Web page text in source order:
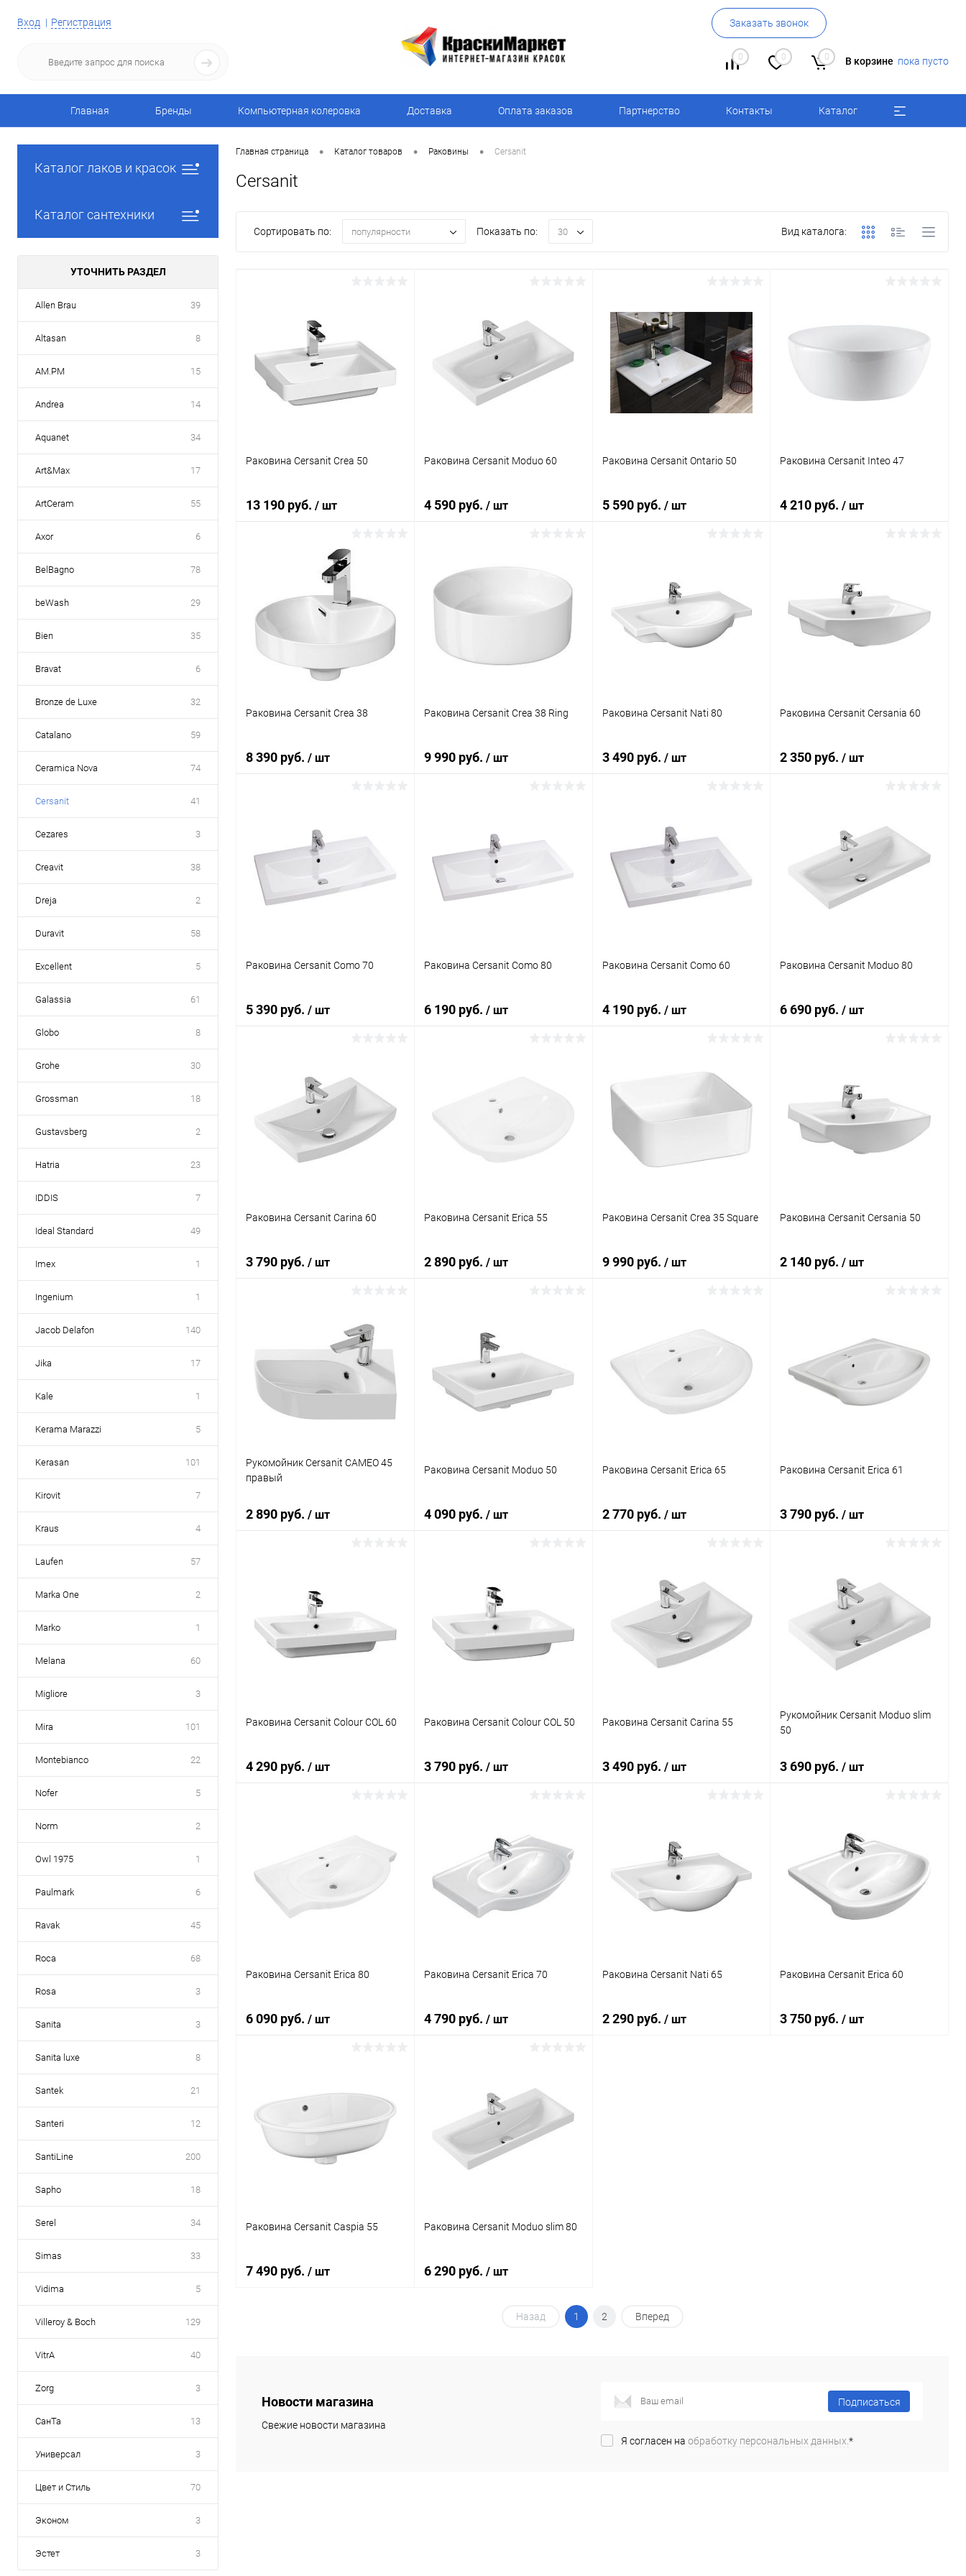
Вход Регистрация Заказать звонок
0 0 0 В корзине пока пусто
Главная Бренды Компьютерная колеровка Доставка Оплата заказов Партнерство Контакты Каталог
Каталог лаков и красок
Каталог сантехники
УТОЧНИТЬ РАЗДЕЛ
Allen Brau 39
Altasan 8
AM.PM 15
Andrea 14
Aquanet 34
Art&Max 17
ArtCeram 55
Axor 6
BelBagno 78
beWash 29
Bien 35
Bravat 6
Bronze de Luxe 32
Catalano 59
Ceramica Nova 74
Cersanit 41
Cezares 3
Creavit 38
Dreja 2
Duravit 58
Excellent 5
Galassia 61
Globo 8
Grohe 30
Grossman 18
Gustavsberg 2
Hatria 23
IDDIS 7
Ideal Standard 49
Imex 1
Ingenium 1
Jacob Delafon 140
Jika 17
Kale 1
Kerama Marazzi 5
Kerasan 101
Kirovit 7
Kraus 4
Laufen 57
Marka One 2
Marko 1
Melana 60
Migliore 3
Mira 101
Montebianco 22
Nofer 5
Norm 2
Owl 1975 1
Paulmark 6
Ravak 45
Roca 68
Rosa 3
Sanita 3
Sanita luxe 8
Santek 21
Santeri 12
SantiLine 200
Sapho 18
Serel 34
Simas 33
Vidima 5
Villeroy & Boch 129
VitrA 40
Zorg 3
СанТа 13
Универсал 3
Цвет и Стиль 70
Эконом 3
Эстет 3
Главная страница • Каталог товаров • Раковины • Cersanit
Cersanit
Сортировать по: популярности Показать по: 30 Вид каталога:
Раковина Cersanit Crea 50
13 190 руб. / шт
В корзину
Купить в 1 клик Сравнение
Под заказ
Раковина Cersanit Moduo 60
4 590 руб. / шт
В корзину
Купить в 1 клик Сравнение
Раковина Cersanit Ontario 50
5 590 руб. / шт
Купить в 1 клик Сравнение
В избранное Под заказ
Раковина Cersanit Inteo 47
4 210 руб./ шт
Купить в 1 клик Сравнение
В избранное Под заказ
Раковина Cersanit Crea 38
8 390 руб. / шт
Купить в 1 клик
Под заказ
Раковина Cersanit Crea 38 Ring
9 990 руб. / шт
Купить в 1 клик
Под заказ
Раковина Cersanit Nati 80
3 490 руб. / шт
Купить в 1 клик
В избранное Под заказ
Раковина Cersanit Cersania 60
2 350 руб./ шт
Купить в 1 клик Сравнение
В избранное Под заказ
Раковина Cersanit Como 70
5 390 руб. / шт
Купить в 1 клик Сравнение
В избранное Под заказ
Раковина Cersanit Como 80
6 190 руб. / шт
Купить в 1 клик
В избранное
Раковина Cersanit Como 60
4 190 руб. / шт
В корзину
Купить в 1 клик Сравнение
Раковина Cersanit Moduo 80
6 690 руб./ шт
Купить в 1 клик Сравнение
В избранное Под заказ
Раковина Cersanit Carina 60
3 790 руб. / шт
Купить в 1 клик Сравнение
В избранное Под заказ
Раковина Cersanit Erica 55
2 890 руб. / шт
Купить в 1 клик Сравнение
В избранное Под заказ
Раковина Cersanit Crea 35 Square
9 990 руб. / шт
Купить в 1 клик Сравнение
В избранное Под заказ
Раковина Cersanit Cersania 50
2 140 руб./ шт
Купить в 1 клик Сравнение
В избранное Под заказ
Рукомойник Cersanit CAMEO 45
правый
2 890 руб. / шт
Купить в 1 клик
В избранное Под заказ
Раковина Cersanit Moduo 50
4 090 руб. / шт
Купить в 1 клик
В избранное Под заказ
Раковина Cersanit Erica 65
2 770 руб. / шт
Купить в 1 клик Сравнение
В избранное Под заказ
Раковина Cersanit Erica 61
3 790 руб./ шт
Купить в 1 клик Сравнение
В избранное Под заказ
Раковина Cersanit Colour COL 60
4 290 руб. / шт
Купить в 1 клик Сравнение
В избранное Под заказ
Раковина Cersanit Colour COL 50
3 790 руб. / шт
Купить в 1 клик Сравнение
В избранное Под заказ
Раковина Cersanit Carina 55
3 490 руб. / шт
Купить в 1 клик Сравнение
В избранное Под заказ
Рукомойник Cersanit Moduo slim
50
3 690 руб./ шт
Купить в 1 клик Сравнение
В избранное Под заказ
Раковина Cersanit Erica 80
6 090 руб. / шт
Сравнение
В избранное Под заказ
Раковина Cersanit Erica 70
4 790 руб. / шт
Купить в 1 клик Сравнение
Под заказ
Раковина Cersanit Nati 65
2 290 руб. / шт
Раковина Cersanit Erica 60
3 750 руб./ шт
Раковина Cersanit Caspia 55
7 490 руб. / шт
Раковина Cersanit Moduo slim 80
6 290 руб. / шт
Назад 1 2 Вперед
Новости магазина
Свежие новости магазина
Подписаться
Я согласен на обработку персональных данных. *